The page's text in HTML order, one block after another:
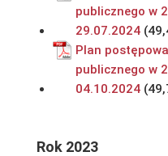
publicznego w
29.07.2024
Plan
publicznego w
04.10.2024
Rok 2023